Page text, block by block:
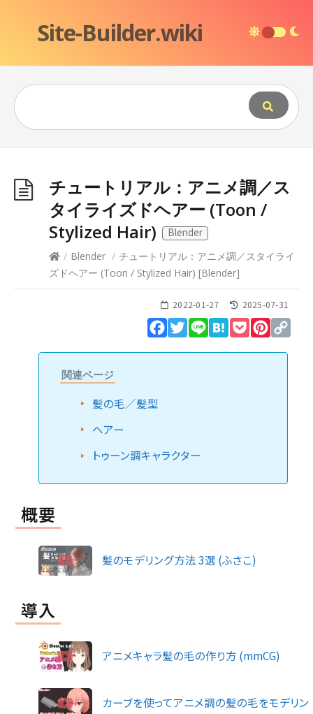
Site-Builder.wiki
チュートリアル：アニメ調／ス
タイライズドヘアー (Toon /
Stylized Hair)
Blender
/ Blender / チュートリアル：アニメ調／スタイライ
ズドヘアー (Toon / Stylized Hair) [Blender]
2022-01-27 2025-07-31
Facebook
Twitter
Line HatenaPocket
関連ページ
髪の毛／髪型
ヘアー
トゥーン調キャラクター
概要
髪のモデリング方法 3選 (ふさこ)
導入
アニメキャラ髪の毛の作り方 (mmCG)
カーブを使ってアニメ調の髪の毛をモデリン